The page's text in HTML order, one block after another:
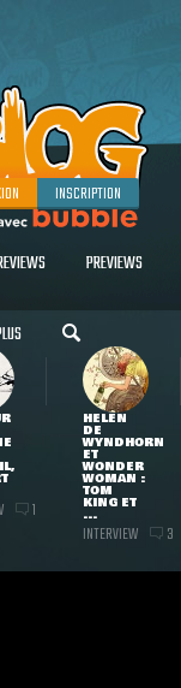
INSCRIPTION
PREVIEWS
1
HELEN
DE
WYNDHORN
ET
WONDER
WOMAN :
TOM
KING ET
...
INTERVIEW 3